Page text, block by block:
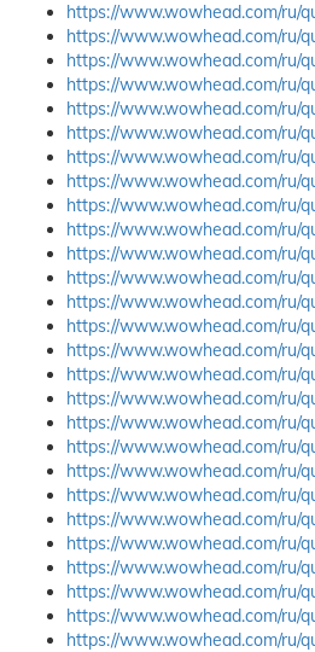
https://www.wowhead.com/ru/
https://www.wowhead.com/ru/
https://www.wowhead.com/ru/
https://www.wowhead.com/ru/
https://www.wowhead.com/ru/
https://www.wowhead.com/ru/
https://www.wowhead.com/ru/
https://www.wowhead.com/ru/
https://www.wowhead.com/ru/
https://www.wowhead.com/ru/
https://www.wowhead.com/ru/
https://www.wowhead.com/ru/
https://www.wowhead.com/ru/
https://www.wowhead.com/ru/
https://www.wowhead.com/ru/
https://www.wowhead.com/ru/
https://www.wowhead.com/ru/
https://www.wowhead.com/ru/
https://www.wowhead.com/ru/
https://www.wowhead.com/ru/
https://www.wowhead.com/ru/
https://www.wowhead.com/ru/
https://www.wowhead.com/ru/
https://www.wowhead.com/ru/
https://www.wowhead.com/ru/
https://www.wowhead.com/ru/
https://www.wowhead.com/ru/